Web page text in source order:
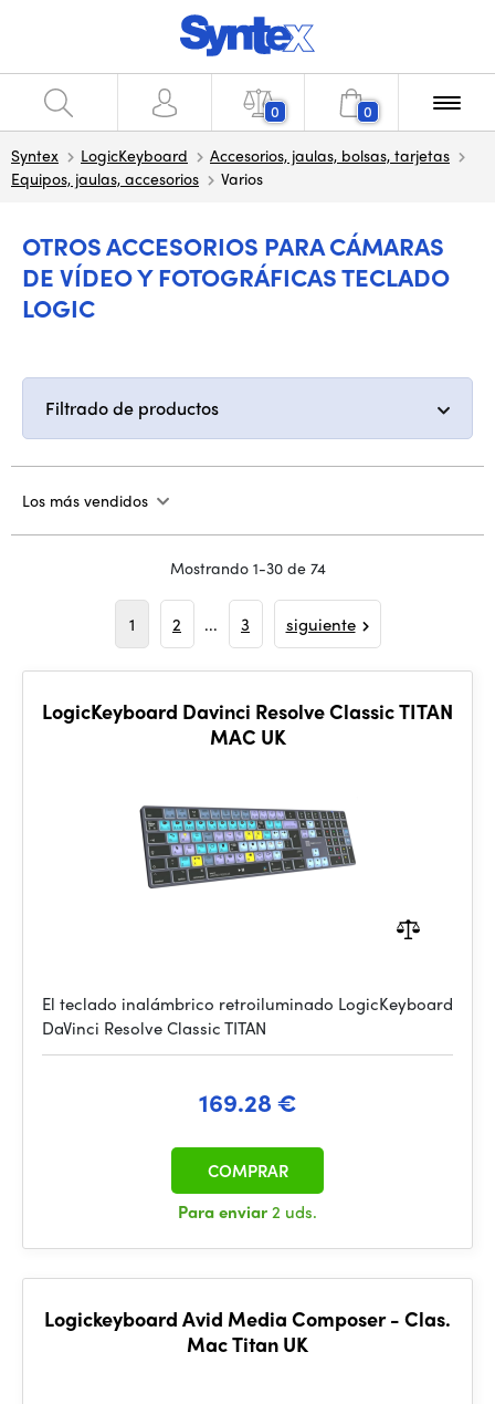
0 0
Syntex LogicKeyboard
Accesorios, jaulas, bolsas, tarjetas
Equipos, jaulas, accesorios
Varios
OTROS ACCESORIOS PARA CÁMARAS
DE VÍDEO Y FOTOGRÁFICAS TECLADO
LOGIC
Filtrado de productos
Los más vendidos
Mostrando 1-30 de 74
1 2 ... 3 siguiente
LogicKeyboard Davinci Resolve Classic TITAN
MAC UK
El teclado inalámbrico retroiluminado LogicKeyboard
DaVinci Resolve Classic TITAN
169.28 €
Para enviar2 uds.
COMPRAR
Logickeyboard Avid Media Composer - Clas.
Mac Titan UK